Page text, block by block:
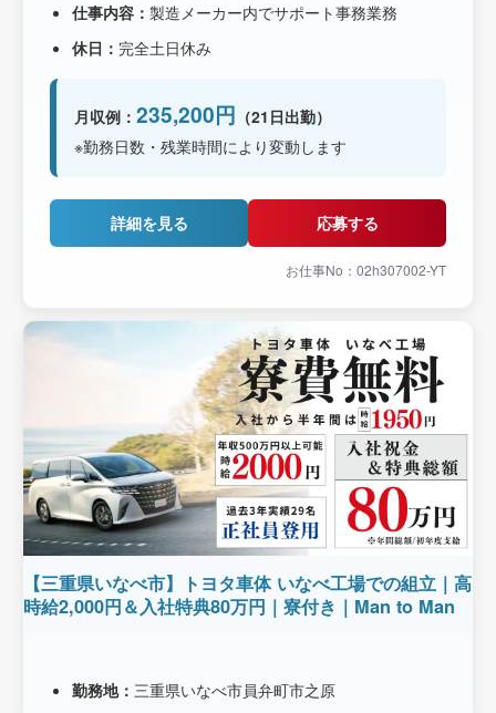
仕事内容： 製造メーカー内でサポート事務業務
休日： 完全土日休み
月収例： 235,200円 （21日出勤）
※勤務日数・残業時間により変動します
詳細を見る 応募する
お仕事No：02h307002-YT
【三重県いなべ市】トヨタ車体 いなべ工場での組立｜高
時給2,000円＆入社特典80万円｜寮付き｜Man to Man
勤務地： 三重県いなべ市員弁町市之原